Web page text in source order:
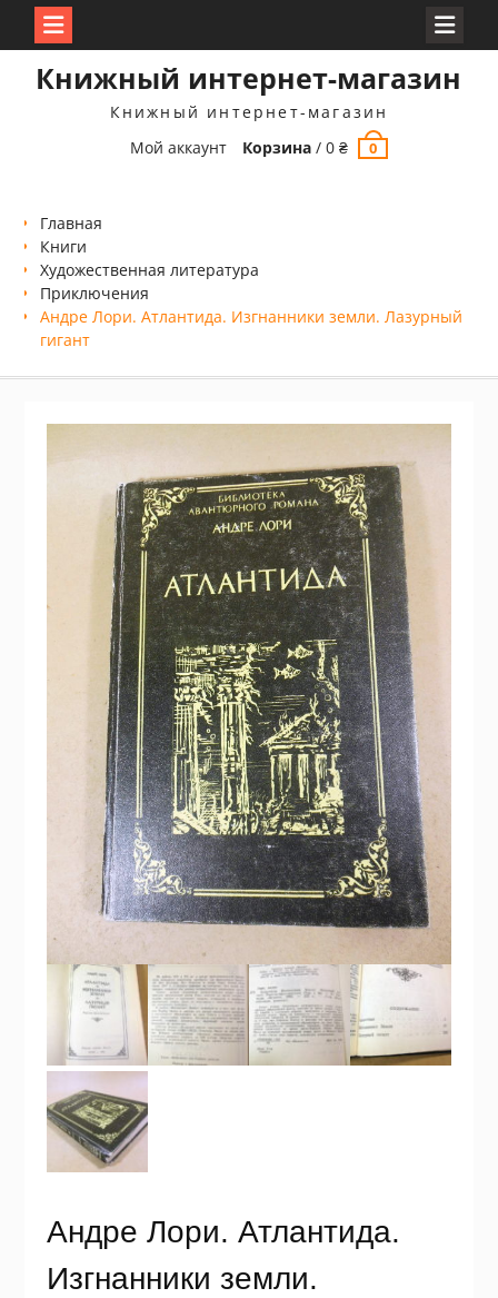
Книжный интернет-магазин
Книжный интернет-магазин
Мой аккаунт
Корзина /0₴ 0
Главная
Книги
Xудожественная литература
Приключения
Андре Лори. Атлантида. Изгнанники земли. Лазурный
гигант
Андре Лори. Атлантида.
Изгнанники земли.